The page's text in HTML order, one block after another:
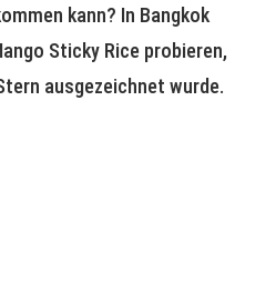
kann? In Bangkok
Sticky Rice probieren,
ausgezeichnet wurde.